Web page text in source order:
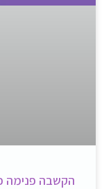
הקשבה פנימה